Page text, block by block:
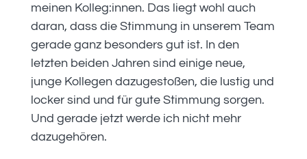
meinen Kolleg:innen. Das liegt wohl auch
daran, dass die Stimmung in unserem Team
gerade ganz besonders gut ist. In den
letzten beiden Jahren sind einige neue,
junge Kollegen dazugestoßen, die lustig und
locker sind und für gute Stimmung sorgen.
Und gerade jetzt werde ich nicht mehr
dazugehören.